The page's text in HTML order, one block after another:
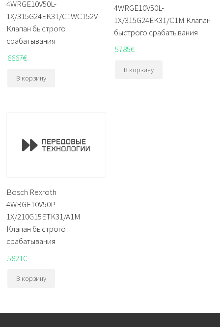
4WRGE10V50L-
1X/315G24EK31/C1WC152V
Клапан быстрого
срабатывания
6667€
В корзину
4WRGE10V50L-
1X/315G24EK31/C1M Клапан
быстрого срабатывания
5785€
В корзину
Bosch Rexroth
4WRGE10V50P-
1X/210G15ETK31/A1M
Клапан быстрого
срабатывания
5821€
В корзину